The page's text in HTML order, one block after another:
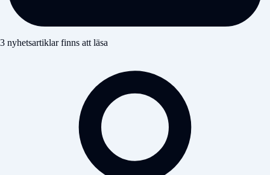
3 nyhetsartiklar finns att läsa